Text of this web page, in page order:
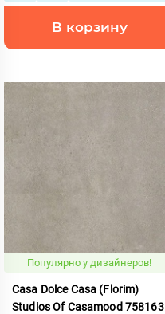
В корзину
Популярно у дизайнеров!
Casa Dolce Casa (Florim)
Studios Of Casamood 758163